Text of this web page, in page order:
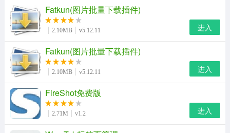
Fatkun(图片批量下载插件)
2.10MB v5.12.11 进入
Fatkun(图片批量下载插件)
2.10MB v5.12.11 进入
FireShot免费版
2.71M v1.2 进入